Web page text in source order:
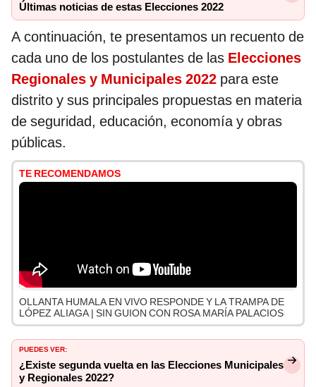
Últimas noticias de estas Elecciones 2022
A continuación, te presentamos un recuento de
cada uno de los postulantes de las Elecciones
Regionales y Municipales 2022 para este
distrito y sus principales propuestas en materia
de seguridad, educación, economía y obras
públicas.
TE RECOMENDAMOS
OLLANTA HUMALA EN VIVO RESPONDE Y LA TRAMPA DE
LÓPEZ ALIAGA | SIN GUION CON ROSA MARÍA PALACIOS
PUEDES VER:
¿Existe segunda vuelta en las Elecciones Municipales
y Regionales 2022?